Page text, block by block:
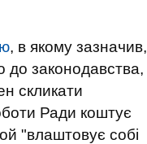
, в якому зазначив,
до законодавства,
скликати
Ради коштує
"влаштовує собі